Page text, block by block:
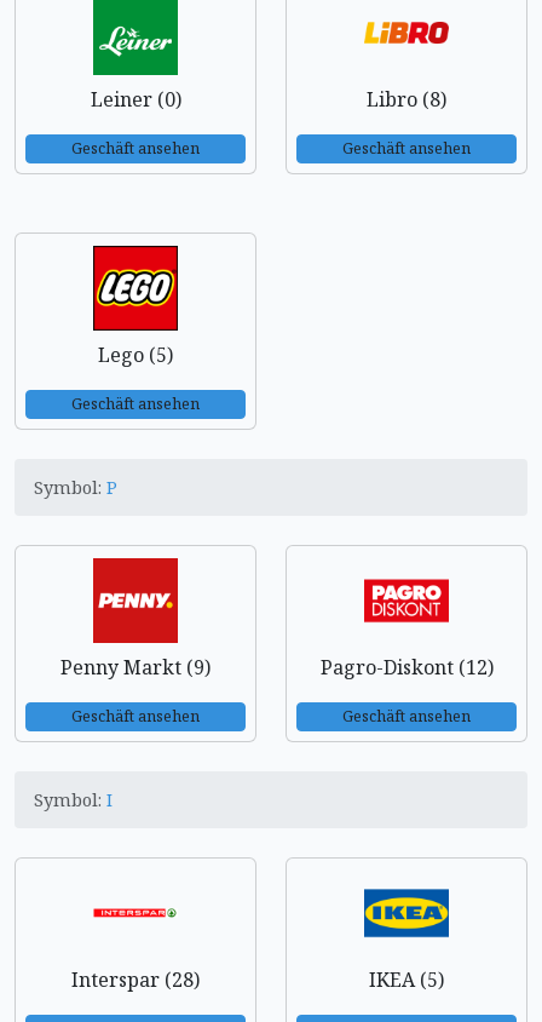
Leiner (0)
Geschäft ansehen
Libro (8)
Geschäft ansehen
Lego (5)
Geschäft ansehen
Symbol: P
Penny Markt (9)
Geschäft ansehen
Pagro-Diskont (12)
Geschäft ansehen
Symbol: I
Interspar (28) IKEA (5)